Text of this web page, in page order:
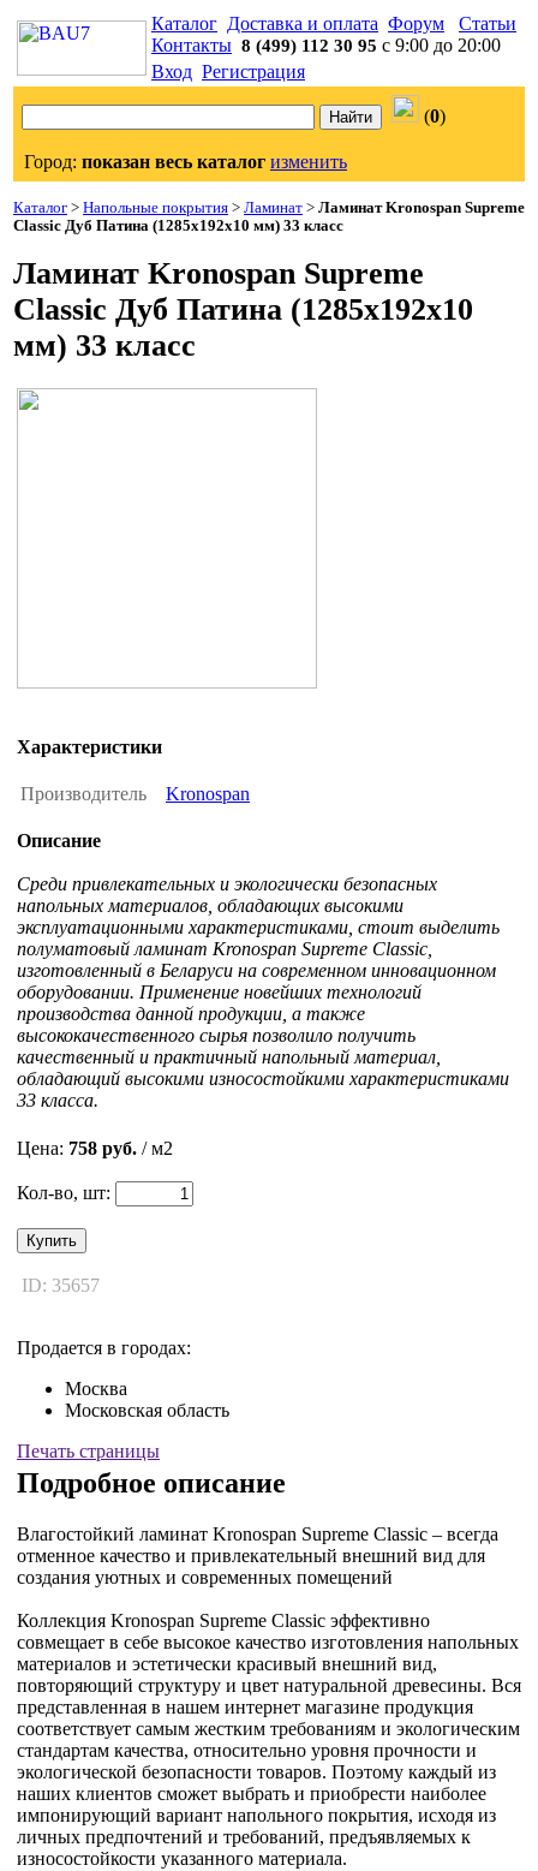
Каталог Доставка и оплата Форум
Статьи
Контакты 8 (499) 112 30 95 с 9:00 до 20:00
Вход Регистрация
(0)
Город: показан весь каталог изменить
Каталог > Напольные покрытия > Ламинат > Ламинат Kronospan Supreme
Classic Дуб Патина (1285x192x10 мм) 33 класс
Ламинат Kronospan Supreme
Classic Дуб Патина (1285x192x10
мм) 33 класс
Характеристики
Производитель Kronospan
Описание
Среди привлекательных и экологически безопасных
напольных материалов, обладающих высокими
эксплуатационными характеристиками, стоит выделить
полуматовый ламинат Kronospan Supreme Classic,
изготовленный в Беларуси на современном инновационном
оборудовании. Применение новейших технологий
производства данной продукции, а также
высококачественного сырья позволило получить
качественный и практичный напольный материал,
обладающий высокими износостойкими характеристиками
33 класса.
Цена: 758 руб. / м2
Кол-во, шт:
Купить
ID: 35657
Продается в городах:
Москва
Московская область
Печать страницы
Подробное описание
Влагостойкий ламинат Kronospan Supreme Classic – всегда
отменное качество и привлекательный внешний вид для
создания уютных и современных помещений
Коллекция Kronospan Supreme Classic эффективно
совмещает в себе высокое качество изготовления напольных
материалов и эстетически красивый внешний вид,
повторяющий структуру и цвет натуральной древесины. Вся
представленная в нашем интернет магазине продукция
соответствует самым жестким требованиям и экологическим
стандартам качества, относительно уровня прочности и
экологической безопасности товаров. Поэтому каждый из
наших клиентов сможет выбрать и приобрести наиболее
импонирующий вариант напольного покрытия, исходя из
личных предпочтений и требований, предъявляемых к
износостойкости указанного материала.